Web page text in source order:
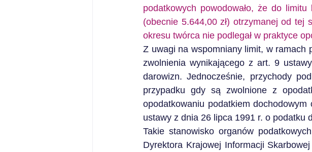
podatkowych powodowało, że do
(obecnie 5.644,00 zł) otrzymanej od
okresu twórca nie podlegał w praktyce
Z uwagi na wspomniany limit, w ramach
zwolnienia wynikającego z art. 9
darowizn. Jednocześnie, przychody
przypadku gdy są zwolnione z
opodatkowaniu podatkiem
ustawy z dnia 26 lipca 1991 r. o podatku
Takie stanowisko organów
Dyrektora Krajowej Informacji